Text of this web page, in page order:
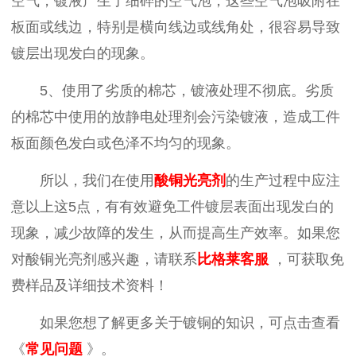
板面或线边，特别是横向线边或线角处，很容易导致
镀层出现发白的现象。
5、使用了劣质的棉芯，镀液处理不彻底。劣质
的棉芯中使用的放静电处理剂会污染镀液，造成工件
板面颜色发白或色泽不均匀的现象。
所以，我们在使用酸铜光亮剂 的生产过程中应注
意以上这5点，有有效避免工件镀层表面出现发白的
现象，减少故障的发生，从而提高生产效率。 如果您
对酸铜光亮剂感兴趣，请联系比格莱客服
，可获取免
费样品及详细技术资料！
如果您想了解更多关于镀铜的知识，可点击查看
《常见问题 》。